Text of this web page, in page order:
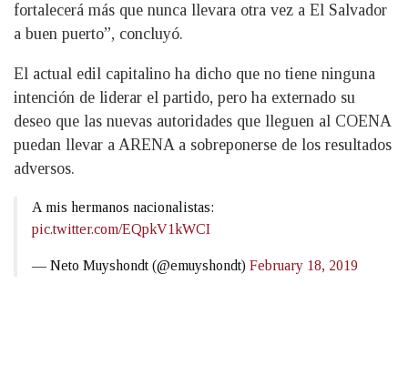
fortalecerá más que nunca llevara otra vez a El Salvador
a buen puerto”, concluyó.
El actual edil capitalino ha dicho que no tiene ninguna
intención de liderar el partido, pero ha externado su
deseo que las nuevas autoridades que lleguen al COENA
puedan llevar a ARENA a sobreponerse de los resultados
adversos.
A mis hermanos nacionalistas:
pic.twitter.com/EQpkV1kWCI
— Neto Muyshondt (@emuyshondt) February 18, 2019